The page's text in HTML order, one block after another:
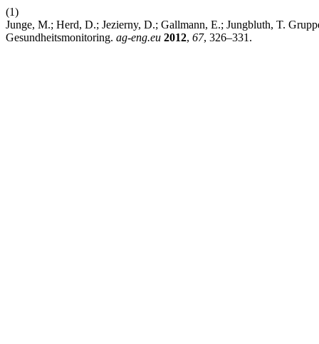
(1)
Junge, M.; Herd, D.; Jezierny, D.; Gallmann, E.; Jungbluth, T.
Gesundheitsmonitoring. ag-eng.eu 2012, 67, 326–331.